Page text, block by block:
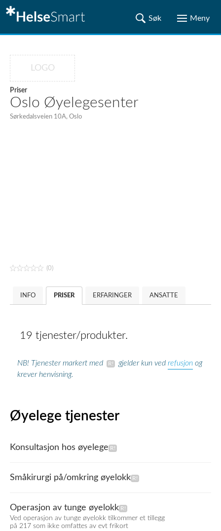
LOGO
Priser
Oslo Øyelegesenter
Sørkedalsveien 10A, Oslo
(0)
INFO PRISER ERFARINGER ANSATTE
19 tjenester/produkter.
NB! Tjenester markert med gjelder kun ved refusjon og
krever henvisning.
Øyelege tjenester
Konsultasjon hos øyelege
Småkirurgi på/omkring øyelokk
Operasjon av tunge øyelokk
Ved operasjon av tunge øyelokk tilkommer et tillegg
på 217 som ikke omfattes av evt frikort